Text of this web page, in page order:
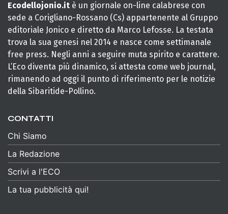
Ecodellojonio.it è un giornale on-line calabrese con
sede a Corigliano-Rossano (Cs) appartenente al Gruppo
editoriale Jonico e diretto da Marco Lefosse. La testata
trova la sua genesi nel 2014 e nasce come settimanale
free press. Negli anni a seguire muta spirito e carattere.
L’Eco diventa più dinamico, si attesta come web journal,
rimanendo ad oggi il punto di riferimento per le notizie
della Sibaritide-Pollino.
CONTATTI
Chi Siamo
La Redazione
Scrivi a l'ECO
La tua pubblicità qui!